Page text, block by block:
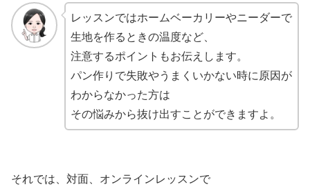
レッスンではホームベーカリーやニーダーで
生地を作るときの温度など、
注意するポイントもお伝えします。
パン作りで失敗やうまくいかない時に原因が
わからなかった方は
その悩みから抜け出すことができますよ。
それでは、対面、オンラインレッスンで